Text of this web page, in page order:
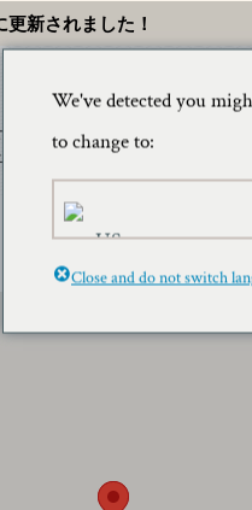
更新されました！
We've detected you
to change to:
Close and do not switch